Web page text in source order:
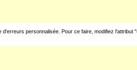
personnalisée. Pour ce faire, modifiez